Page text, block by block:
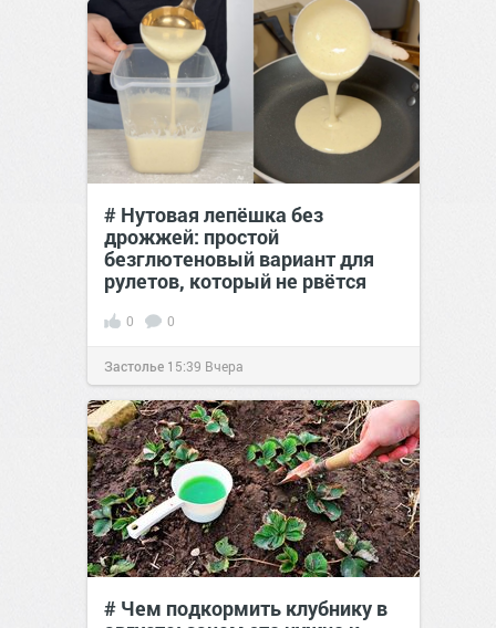
# Нутовая лепёшка без
дрожжей: простой
безглютеновый вариант для
рулетов, который не рвётся
0 0
Застолье 15:39 Вчера
# Чем подкормить клубнику в